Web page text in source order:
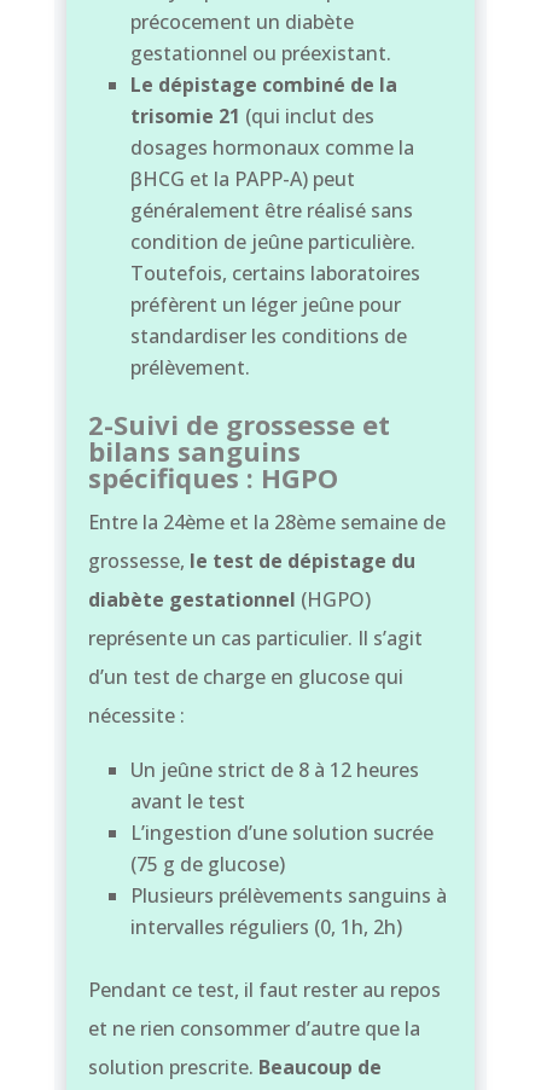
précocement un diabète
gestationnel ou préexistant.
Le dépistage combiné de la
trisomie 21 (qui inclut des
dosages hormonaux comme la
βHCG et la PAPP-A) peut
généralement être réalisé sans
condition de jeûne particulière.
Toutefois, certains laboratoires
préfèrent un léger jeûne pour
standardiser les conditions de
prélèvement.
2-Suivi de grossesse et
bilans sanguins
spécifiques : HGPO
Entre la 24ème et la 28ème semaine de
grossesse, le test de dépistage du
diabète gestationnel (HGPO)
représente un cas particulier. Il s’agit
d’un test de charge en glucose qui
nécessite :
Un jeûne strict de 8 à 12 heures
avant le test
L’ingestion d’une solution sucrée
(75 g de glucose)
Plusieurs prélèvements sanguins à
intervalles réguliers (0, 1h, 2h)
Pendant ce test, il faut rester au repos
et ne rien consommer d’autre que la
solution prescrite. Beaucoup de